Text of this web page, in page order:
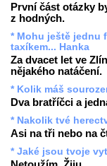
První část otázky
z hodných.
* Mohu ještě jednu
taxíkem... Hanka
Za dvacet let ve
nějakého natáčení.
* Kolik máš
Dva bratříčci a
* Nakolik tvé
Asi na tři nebo na
* Jaké jsou tvoje